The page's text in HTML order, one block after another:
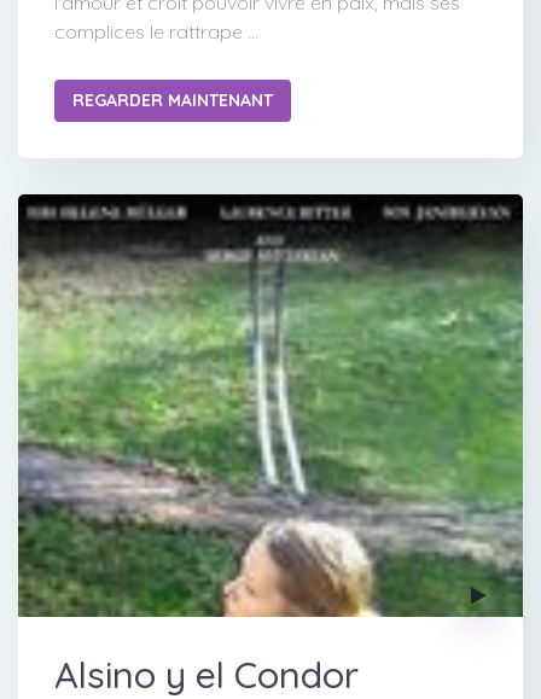
complices le rattrape ...
REGARDER MAINTENANT
Alsino y el Condor